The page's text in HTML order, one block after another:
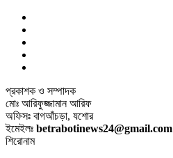
প্রকাশক ও সম্পাদক
মোঃ আরিফুজ্জামান আরিফ
অফিসঃ বাগআঁচড়া, যশোর
ইমেইলঃ betrabotinews24@gmail.com
শিরোনাম